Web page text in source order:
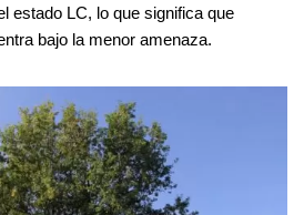
estado LC, lo que significa que
bajo la menor amenaza.